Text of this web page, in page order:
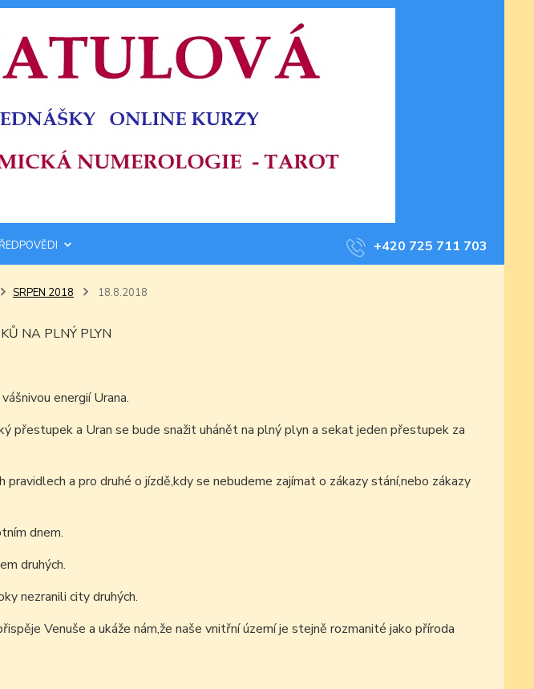
+420 725 711 703
SRPEN 2018 18.8.2018
NA PLNÝ PLYN
energií Urana.
přestupek a Uran se bude snažit uhánět na plný plyn a sekat jeden přestupek za
a pro druhé o jízdě,kdy se nebudeme zajímat o zákazy stání,nebo zákazy
dnem.
druhých.
nezranili city druhých.
Venuše a ukáže nám,že naše vnitřní území je stejně rozmanité jako příroda